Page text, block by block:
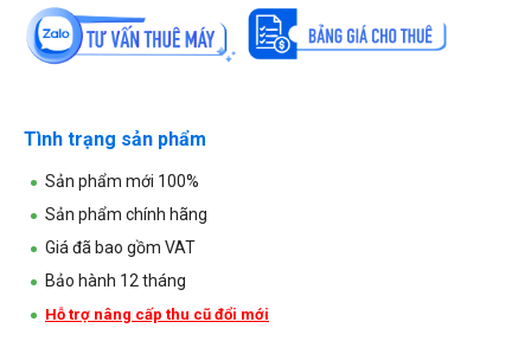
Tình trạng sản phẩm
Sản phẩm mới 100%
Sản phẩm chính hãng
Giá đã bao gồm VAT
Bảo hành 12 tháng
Hỗ trợ nâng cấp thu cũ đổi mới